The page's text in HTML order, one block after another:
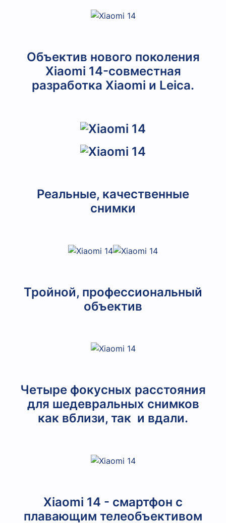
Объектив нового поколения
Xiaomi 14-совместная
разработка Xiaomi и Leica.
Реальные, качественные
снимки
Тройной, профессиональный
объектив
Четыре фокусных расстояния
для шедевральных снимков
как вблизи, так и вдали.
Xiaomi 14 - смартфон с
плавающим телеобъективом